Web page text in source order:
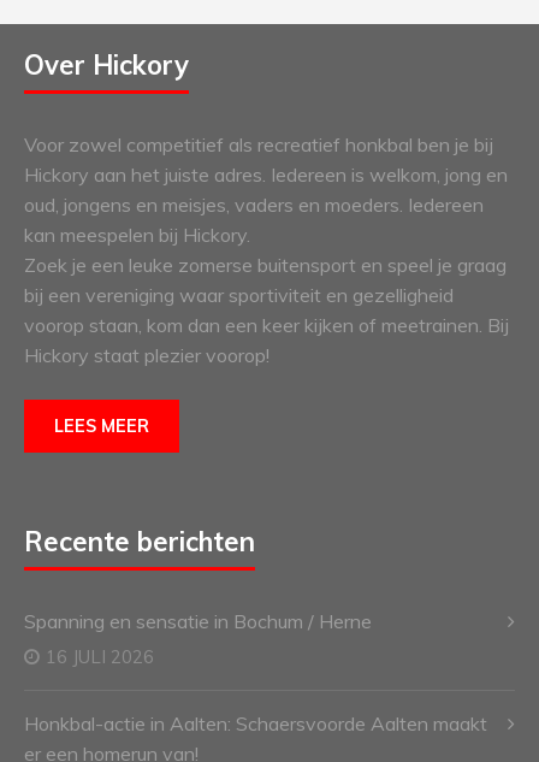
Over Hickory
Voor zowel competitief als recreatief honkbal ben je bij
Hickory aan het juiste adres. Iedereen is welkom, jong en
oud, jongens en meisjes, vaders en moeders. Iedereen
kan meespelen bij Hickory.
Zoek je een leuke zomerse buitensport en speel je graag
bij een vereniging waar sportiviteit en gezelligheid
voorop staan, kom dan een keer kijken of meetrainen. Bij
Hickory staat plezier voorop!
LEES MEER
Recente berichten
Spanning en sensatie in Bochum / Herne
16 JULI 2026
Honkbal-actie in Aalten: Schaersvoorde Aalten maakt
er een homerun van!